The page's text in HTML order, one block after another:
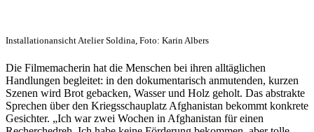
Installationansicht Atelier Soldina, Foto: Karin Albers
Die Filmemacherin hat die Menschen bei ihren alltäglichen
Handlungen begleitet: in den dokumentarisch anmutenden, kurzen
Szenen wird Brot gebacken, Wasser und Holz geholt. Das abstrakte
Sprechen über den Kriegsschauplatz Afghanistan bekommt konkrete
Gesichter. „Ich war zwei Wochen in Afghanistan für einen